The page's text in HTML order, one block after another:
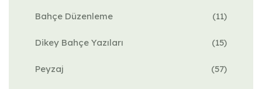
Bahçe Düzenleme (11)
Dikey Bahçe Yazıları (15)
Peyzaj (57)